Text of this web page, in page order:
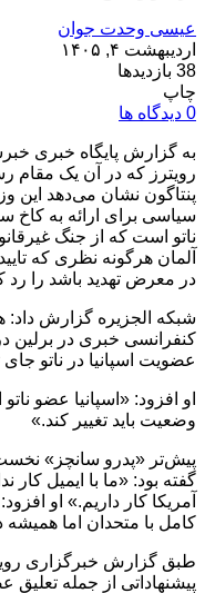
عیسی وحدت جوان
اردیبهشت ۴, ۱۴۰۵
38 بازدیدها
چاپ
0 دیدگاه ها
به گزارش پایگاه خبری
رویترز که در آن یک مقام
پنتاگون نشان می‌دهد این
سیاسی برای ارائه به کاخ
ناتو است که از جنگ
آلمان هرگونه نظری که
در معرض تهدید باشد را رد
شبکه الجزیره گزارش داد:
کنفرانسی خبری در برلین
عضویت اسپانیا در ناتو جای
او افزود: «اسپانیا عضو
وضعیت باید تغییر کند.»
پیش‌تر «پدرو سانچز»
گفته بود: «ما با ایمیل
آمریکا کار داریم.» او
کامل با متحدان اما
طبق گزارش‌ خبرگزاری
پیشنهاداتی از جمله تعلیق